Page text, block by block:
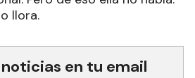
llora.
en tu email